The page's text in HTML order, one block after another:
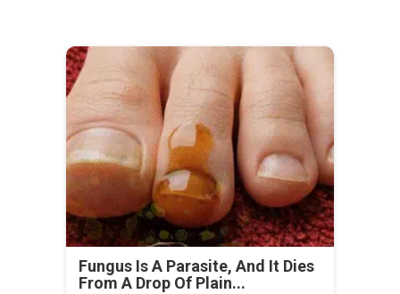
Fungus Is A Parasite, And It Dies
From A Drop Of Plain...